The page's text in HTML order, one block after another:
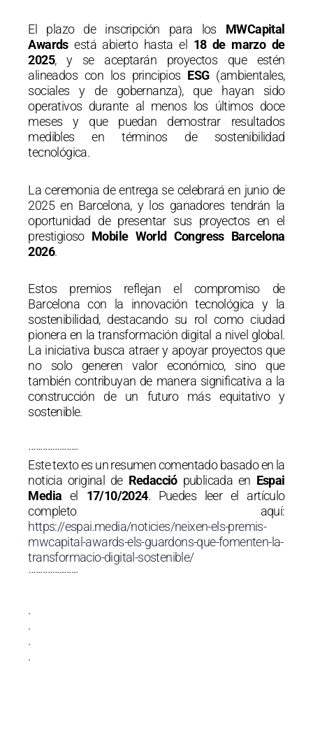
El plazo de inscripción para los MWCapital
Awardsestá abierto hasta el 18 de marzo de
2025, y se aceptarán proyectos que estén
alineados con los principios ESG(ambientales,
sociales y de gobernanza), que hayan sido
operativos durante al menos los últimos doce
meses y que puedan demostrar resultados
medibles en términos de sostenibilidad
tecnológica.
La ceremonia de entrega se celebrará en junio de
2025 en Barcelona, y los ganadores tendrán la
oportunidad de presentar sus proyectos en el
prestigioso Mobile World Congress Barcelona
2026.
Estos premios reflejan el compromiso de
Barcelona con la innovación tecnológica y la
sostenibilidad, destacando su rol como ciudad
pionera en la transformación digital a nivel global.
La iniciativa busca atraer y apoyar proyectos que
no solo generen valor económico, sino que
también contribuyan de manera significativa a la
construcción de un futuro más equitativo y
sostenible.
·····················
Este texto es un resumen comentado basado en la
noticia original de Redacciópublicada en Espai
Media el 17/10/2024. Puedes leer el artículo
completo aquí:
https://espai.media/noticies/neixen-els-premis-
mwcapital-awards-els-guardons-que-fomenten-la-
transformacio-digital-sostenible/
·····················
.
.
.
.